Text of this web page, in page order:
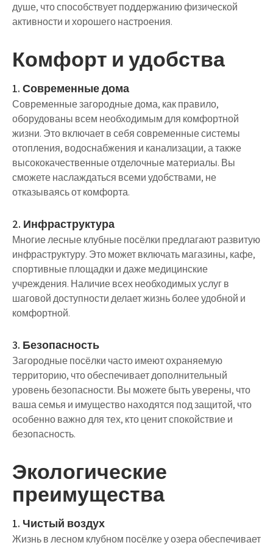
душе, что способствует поддержанию физической
активности и хорошего настроения.
Комфорт и удобства
1. Современные дома
Современные загородные дома, как правило,
оборудованы всем необходимым для комфортной
жизни. Это включает в себя современные системы
отопления, водоснабжения и канализации, а также
высококачественные отделочные материалы. Вы
сможете наслаждаться всеми удобствами, не
отказываясь от комфорта.
2. Инфраструктура
Многие лесные клубные посёлки предлагают развитую
инфраструктуру. Это может включать магазины, кафе,
спортивные площадки и даже медицинские
учреждения. Наличие всех необходимых услуг в
шаговой доступности делает жизнь более удобной и
комфортной.
3. Безопасность
Загородные посёлки часто имеют охраняемую
территорию, что обеспечивает дополнительный
уровень безопасности. Вы можете быть уверены, что
ваша семья и имущество находятся под защитой, что
особенно важно для тех, кто ценит спокойствие и
безопасность.
Экологические
преимущества
1. Чистый воздух
Жизнь в лесном клубном посёлке у озера обеспечивает